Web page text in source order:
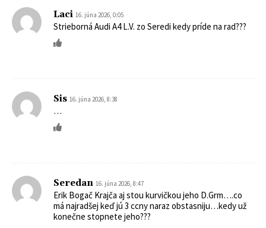
Laci 16. júna 2026, 0:05
Strieborná Audi A4 L.V. zo Seredi kedy príde na rad???
Sis 16. júna 2026, 8:38
…
Seredan 16. júna 2026, 8:47
Erik Bogač Krajča aj stou kurvičkou jeho D.Grm….co
má najradšej keď jú 3 ccny naraz obstasniju…kedy už
konečne stopnete jeho???